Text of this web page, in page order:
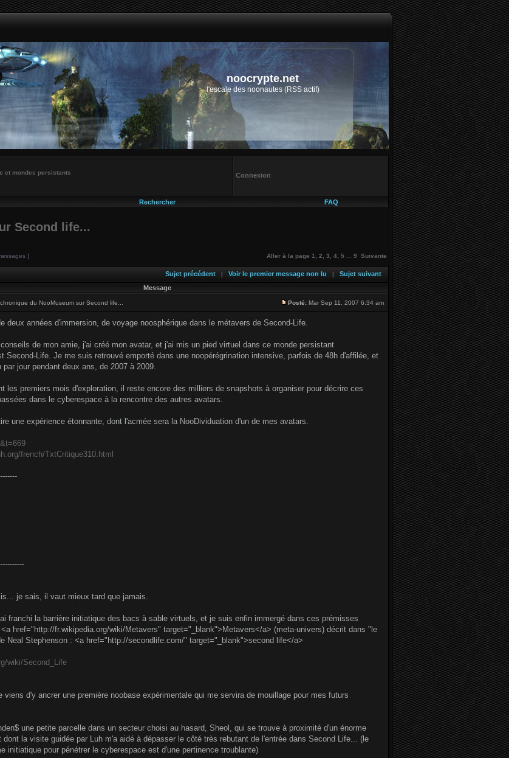
noocrypte.net
l'escale des noonautes (RSS actif)
et mondes persistants Connexion
Rechercher FAQ
Second life...
] Aller à la page 1 2 3 4 5 9 Suivante
Sujet précédent | Voir le premier message non lu |
Sujet suivant
Message
du NooMuseum sur Second life... Posté: Mar Sep 11, 2007 6:34 am
deux années d'immersion, de voyage noosphérique dans le métavers de Second-Life.
de mon amie, j'ai créé mon avatar, et j'ai mis un pied virtuel dans ce monde persistant
Second-Life. Je me suis retrouvé emporté dans une noopérégrination intensive, parfois de 48h d'affilée, et
par jour pendant deux ans, de 2007 à 2009.
les premiers mois d'exploration, il reste encore des milliers de snapshots à organiser pour décrire ces
dans le cyberespace à la rencontre des autres avatars.
une expérience étonnante, dont l'acmée sera la NooDividuation d'un de mes avatars.
french/TxtCritique310.html
je sais, il vaut mieux tard que jamais.
franchi la barrière initiatique des bacs à sable virtuels, et je suis enfin immergé dans ces prémisses
href="http://fr.wikipedia.org/wiki/Metavers" target="_blank">Metavers</a> (meta-univers) décrit dans "le
Neal Stephenson : <a href="http://secondlife.com/" target="_blank">second life</a>
wiki/Second_Life
viens d'y ancrer une première noobase expérimentale qui me servira de mouillage pour mes futurs
une petite parcelle dans un secteur choisi au hasard, Sheol, qui se trouve à proximité d'un énorme
la visite guidée par Luh m'a aidé à dépasser le côté très rebutant de l'entrée dans Second Life... (le
initiatique pour pénétrer le cyberespace est d'une pertinence troublante)